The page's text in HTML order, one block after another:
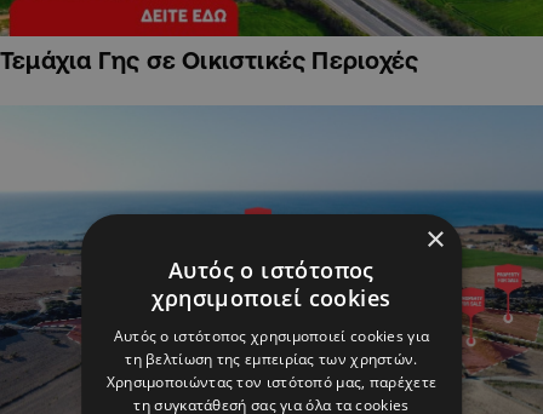
Τεμάχια Γης σε Οικιστικές Περιοχές
×
Αυτός ο ιστότοπος
χρησιμοποιεί cookies
Αυτός ο ιστότοπος χρησιμοποιεί cookies για
τη βελτίωση της εμπειρίας των χρηστών.
Χρησιμοποιώντας τον ιστότοπό μας, παρέχετε
τη συγκατάθεσή σας για όλα τα cookies